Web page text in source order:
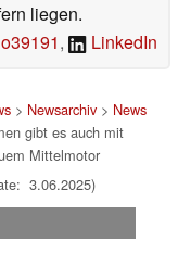
liegen.
, LinkedIn
> Newsarchiv> News
gibt es auch mit
Mittelmotor
3.06.2025)